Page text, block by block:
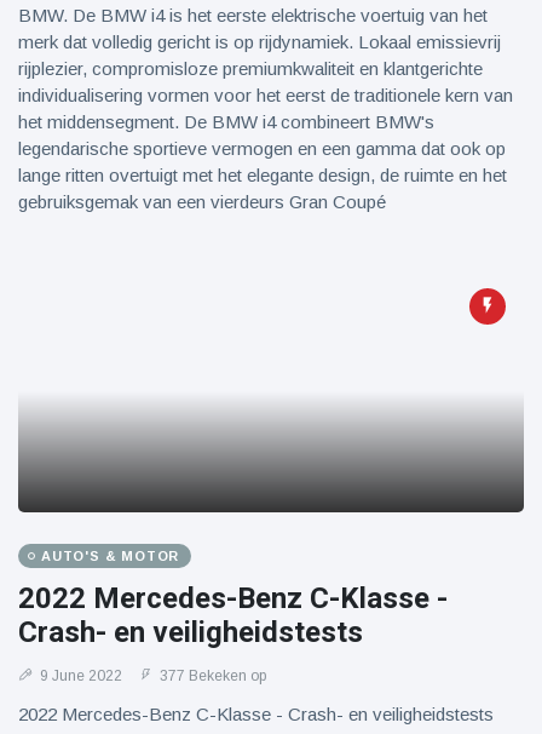
BMW. De BMW i4 is het eerste elektrische voertuig van het
merk dat volledig gericht is op rijdynamiek. Lokaal emissievrij
rijplezier, compromisloze premiumkwaliteit en klantgerichte
individualisering vormen voor het eerst de traditionele kern van
het middensegment. De BMW i4 combineert BMW's
legendarische sportieve vermogen en een gamma dat ook op
lange ritten overtuigt met het elegante design, de ruimte en het
gebruiksgemak van een vierdeurs Gran Coupé
AUTO'S & MOTOR
2022 Mercedes-Benz C-Klasse -
Crash- en veiligheidstests
9 June 2022 377 Bekeken op
2022 Mercedes-Benz C-Klasse - Crash- en veiligheidstests